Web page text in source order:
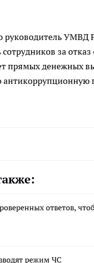
руководитель УМВД
за отказ
прямых денежных
ответов,
режим ЧС